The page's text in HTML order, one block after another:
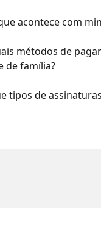
acontece com
métodos de
de família?
tipos de